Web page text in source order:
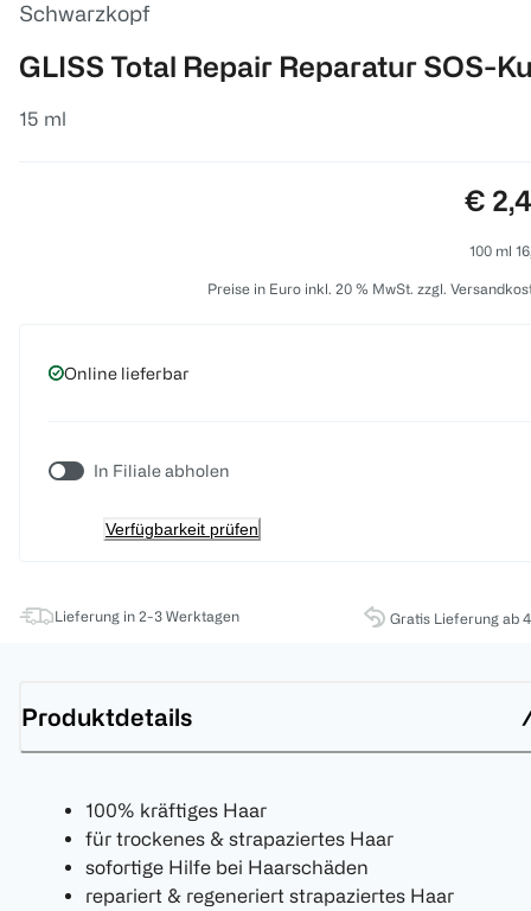
Schwarzkopf
GLISS Total Repair Reparatur SOS-
15 ml
€
100 ml
Preise in Euro inkl. 20 % MwSt. zzgl.
Online lieferbar
In Filiale abholen
Verfügbarkeit prüfen
Lieferung in 2-3 Werktagen Gratis Lieferung ab
Produktdetails
100% kräftiges Haar
für trockenes & strapaziertes Haar
sofortige Hilfe bei Haarschäden
repariert & regeneriert strapaziertes Haar